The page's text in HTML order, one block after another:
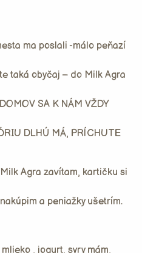
ma poslali -málo peňazí
taká obyčaj – do Milk Agra
SA K NÁM VŽDY
DLHÚ MÁ, PRÍCHUTE
Agra zavítam, kartičku si
a peniažky ušetrím.
, jogurt, syry mám,